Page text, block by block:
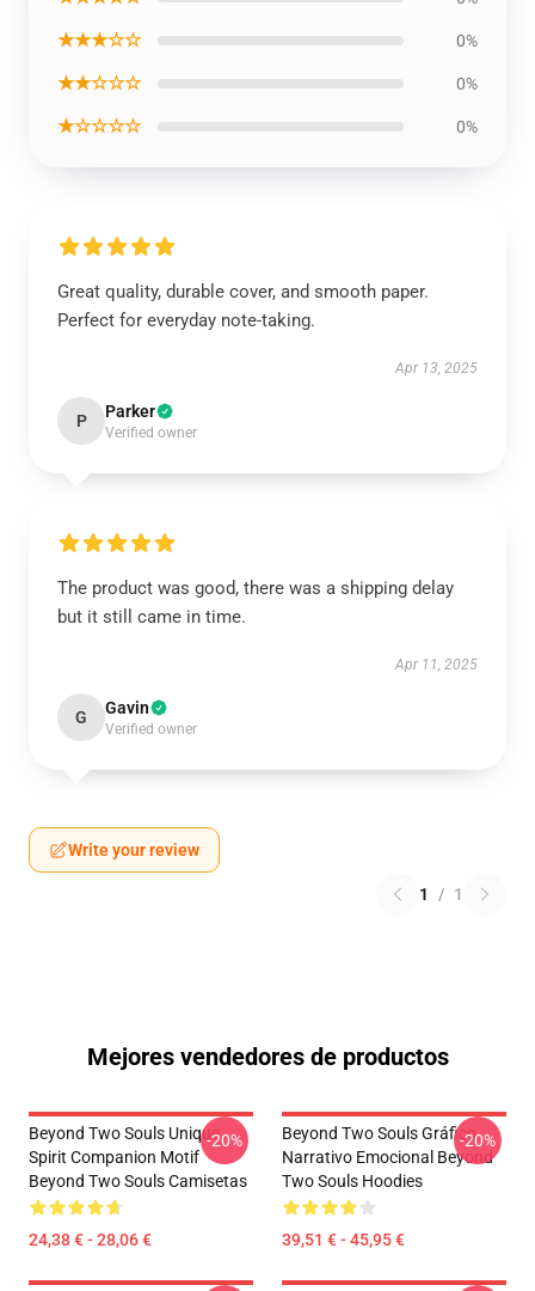
★★★☆☆ 0%
★★☆☆☆ 0%
★☆☆☆☆ 0%
Great quality, durable cover, and smooth paper.
Perfect for everyday note-taking.
Apr 13, 2025
P Parker
Verified owner
The product was good, there was a shipping delay
but it still came in time.
Apr 11, 2025
G Gavin
Verified owner
Write your review
1 / 1
Mejores vendedores de productos
Beyond Two Souls Unique
Spirit Companion Motif
Beyond Two Souls Camisetas
24,38 € - 28,06 €
-20%
Beyond Two Souls Gráfico
Narrativo Emocional Beyond
Two Souls Hoodies
39,51 € - 45,95 €
-20%